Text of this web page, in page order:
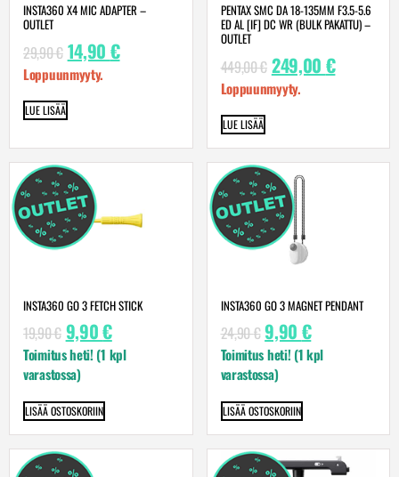
INSTA360 X4 MIC ADAPTER –
OUTLET
29,90€ 14,90 €
Loppuunmyyty.
LUE LISÄÄ
PENTAX SMC DA 18-135MM F3.5-5.6
ED AL [IF] DC WR (BULK PAKATTU) –
OUTLET
449,00€ 249,00 €
Loppuunmyyty.
LUE LISÄÄ
INSTA360 GO 3 FETCH STICK
19,90€ 9,90€
Toimitus heti! (1 kpl
varastossa)
LISÄÄ OSTOSKORIIN
INSTA360 GO 3 MAGNET PENDANT
24,90€ 9,90 €
Toimitus heti! (1 kpl
varastossa)
LISÄÄ OSTOSKORIIN